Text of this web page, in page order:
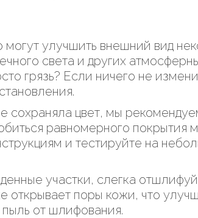
могут улучшить внешний вид
света и других
грязь? Если ничего не
сохраняла цвет, мы
равномерного
и тестируйте на
участки, слегка
открывает поры кожи, что
пыль от шлифования.